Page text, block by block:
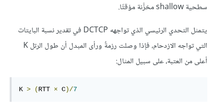
سطحية shallow مخزَّنة مؤقتًا.
يتمثل التحدي الرئيسي الذي تواجهه DCTCP في تقدير نسبة البايتات
التي تواجه الازدحام، فإذا وصلت رزمةٌ ورأى المبدل أن طول الرتل K
أعلى من العتبة، على سبيل المثال:
K > (RTT × C)/7